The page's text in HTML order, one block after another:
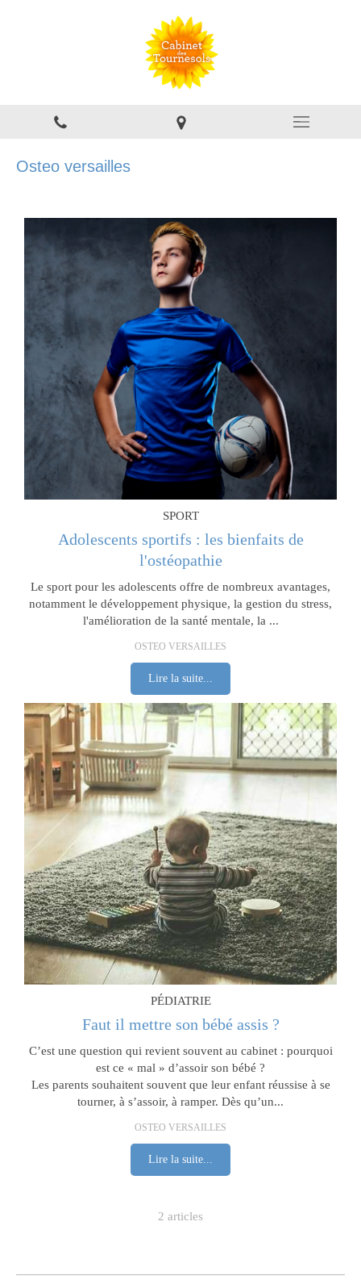
Osteo versailles
SPORT
Adolescents sportifs : les bienfaits de
l'ostéopathie
Le sport pour les adolescents offre de nombreux avantages,
notamment le développement physique, la gestion du stress,
l'amélioration de la santé mentale, la ...
OSTEO VERSAILLES
Lire la suite...
PÉDIATRIE
Faut il mettre son bébé assis ?
C’est une question qui revient souvent au cabinet : pourquoi
est ce « mal » d’assoir son bébé ?
Les parents souhaitent souvent que leur enfant réussise à se
tourner, à s’assoir, à ramper. Dès qu’un...
OSTEO VERSAILLES
Lire la suite...
2 articles